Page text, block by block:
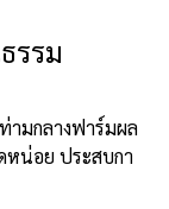
รรม
มกลางฟาร์มผล
น่อย ประสบกา